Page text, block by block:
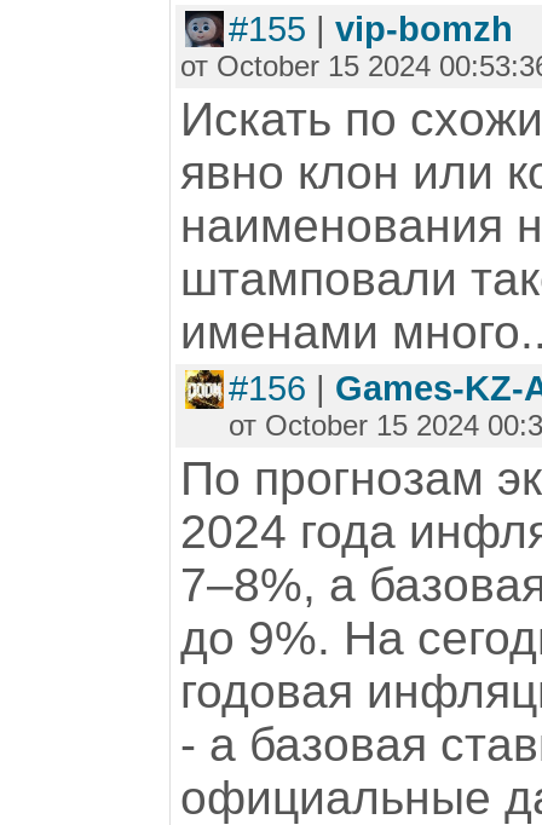
#155 | vip-bomzh
от October 15 2024
Искать по
явно клон или
наименования
штамповали
именами
#156 | Games-KZ-
от October 15 2024
По прогнозам
2024 года
7–8%, а
до 9%. На
годовая
- а базовая
официальные